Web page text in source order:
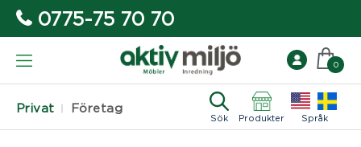
0775-75 70 70
Privat Företag
Sök Produkter Språk
0